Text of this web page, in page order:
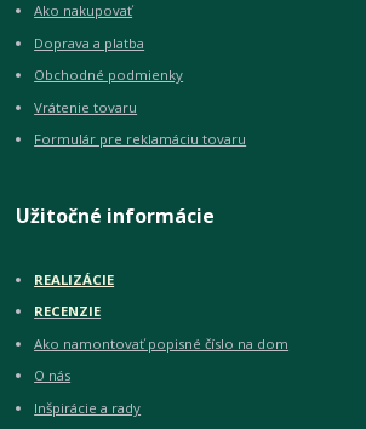
Ako nakupovať
Doprava a platba
Obchodné podmienky
Vrátenie tovaru
Formulár pre reklamáciu tovaru
Užitočné informácie
REALIZÁCIE
RECENZIE
Ako namontovať popisné číslo na dom
O nás
Inšpirácie a rady